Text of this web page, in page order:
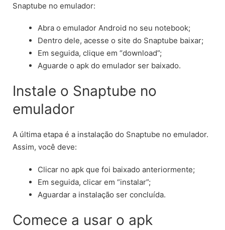
Snaptube no emulador:
Abra o emulador Android no seu notebook;
Dentro dele, acesse o site do Snaptube baixar;
Em seguida, clique em “download”;
Aguarde o apk do emulador ser baixado.
Instale o Snaptube no
emulador
A última etapa é a instalação do Snaptube no emulador.
Assim, você deve:
Clicar no apk que foi baixado anteriormente;
Em seguida, clicar em “instalar”;
Aguardar a instalação ser concluída.
Comece a usar o apk